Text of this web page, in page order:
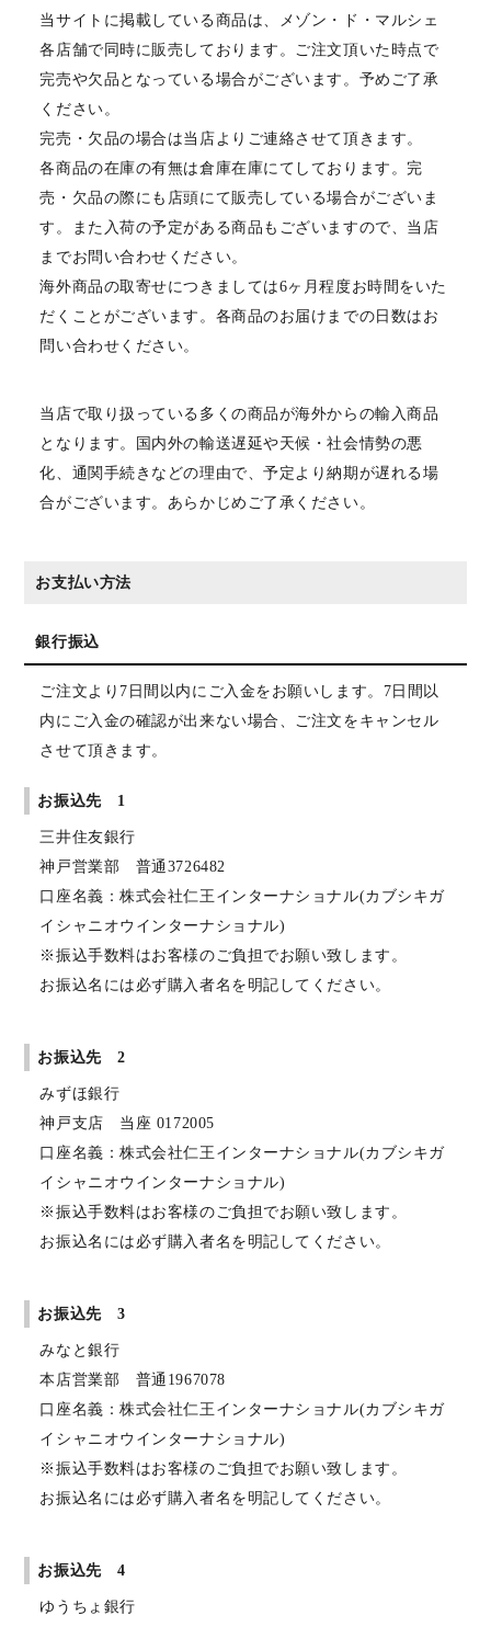
当サイトに掲載している商品は、メゾン・ド・マルシェ
各店舗で同時に販売しております。ご注文頂いた時点で
完売や欠品となっている場合がございます。予めご了承
ください。
完売・欠品の場合は当店よりご連絡させて頂きます。
各商品の在庫の有無は倉庫在庫にてしております。完
売・欠品の際にも店頭にて販売している場合がございま
す。また入荷の予定がある商品もございますので、当店
までお問い合わせください。
海外商品の取寄せにつきましては6ヶ月程度お時間をいた
だくことがございます。各商品のお届けまでの日数はお
問い合わせください。
当店で取り扱っている多くの商品が海外からの輸入商品
となります。国内外の輸送遅延や天候・社会情勢の悪
化、通関手続きなどの理由で、予定より納期が遅れる場
合がございます。あらかじめご了承ください。
お支払い方法
銀行振込
ご注文より7日間以内にご入金をお願いします。7日間以
内にご入金の確認が出来ない場合、ご注文をキャンセル
させて頂きます。
お振込先 1
三井住友銀行
神戸営業部 普通3726482
口座名義：株式会社仁王インターナショナル(カブシキガ
イシャニオウインターナショナル)
※振込手数料はお客様のご負担でお願い致します。
お振込名には必ず購入者名を明記してください。
お振込先 2
みずほ銀行
神戸支店 当座 0172005
口座名義：株式会社仁王インターナショナル(カブシキガ
イシャニオウインターナショナル)
※振込手数料はお客様のご負担でお願い致します。
お振込名には必ず購入者名を明記してください。
お振込先 3
みなと銀行
本店営業部 普通1967078
口座名義：株式会社仁王インターナショナル(カブシキガ
イシャニオウインターナショナル)
※振込手数料はお客様のご負担でお願い致します。
お振込名には必ず購入者名を明記してください。
お振込先 4
ゆうちょ銀行